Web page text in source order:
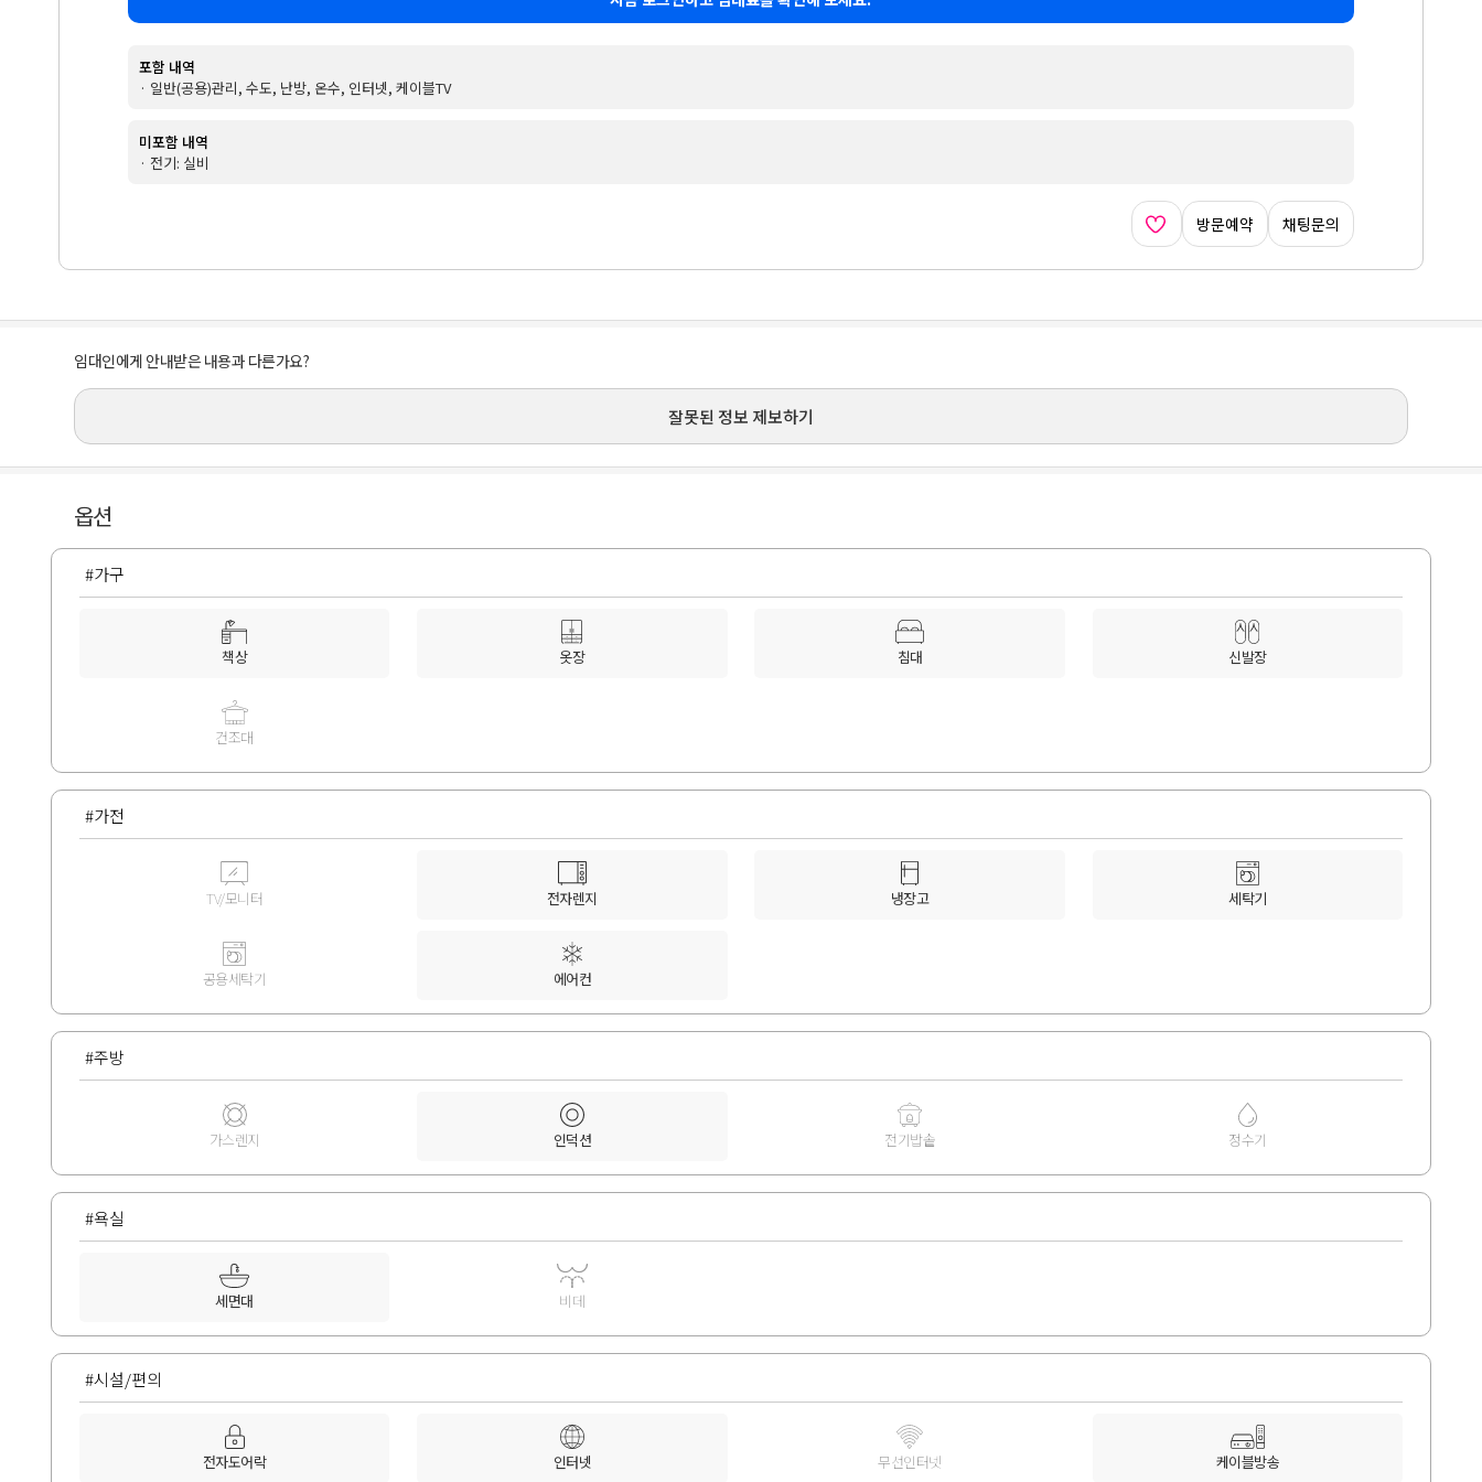
포함 내역
· 일반(공용)관리, 수도, 난방, 온수, 인터넷, 케이블TV
미포함 내역
· 전기: 실비
방문예약 채팅문의
임대인에게 안내받은 내용과 다른가요?
잘못된 정보 제보하기
옵션
#가구
책상 옷장 침대 신발장
건조대
#가전
TV/모니터 전자렌지 냉장고 세탁기
공용세탁기 에어컨
#주방
가스렌지 인덕션 전기밥솥 정수기
#욕실
세면대 비데
#시설/편의
전자도어락 인터넷 무선인터넷 케이블방송